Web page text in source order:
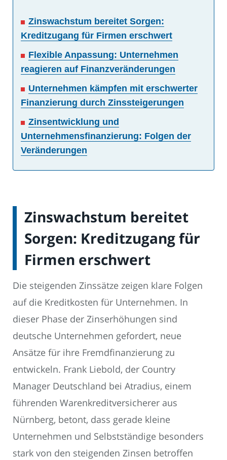
Zinswachstum bereitet Sorgen:
Kreditzugang für Firmen erschwert
Flexible Anpassung: Unternehmen
reagieren auf Finanzveränderungen
Unternehmen kämpfen mit erschwerter
Finanzierung durch Zinssteigerungen
Zinsentwicklung und
Unternehmensfinanzierung: Folgen der
Veränderungen
Zinswachstum bereitet
Sorgen: Kreditzugang für
Firmen erschwert
Die steigenden Zinssätze zeigen klare Folgen
auf die Kreditkosten für Unternehmen. In
dieser Phase der Zinserhöhungen sind
deutsche Unternehmen gefordert, neue
Ansätze für ihre Fremdfinanzierung zu
entwickeln. Frank Liebold, der Country
Manager Deutschland bei Atradius, einem
führenden Warenkreditversicherer aus
Nürnberg, betont, dass gerade kleine
Unternehmen und Selbstständige besonders
stark von den steigenden Zinsen betroffen